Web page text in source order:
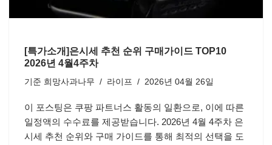
[특가소개]은시세 추천 순위 구매가이드 TOP10
2026년 4월4주차
기준 희망사과나무 라이프 2026년 04월 26일
이 포스팅은 쿠팡 파트너스 활동의 일환으로, 이에 따른
일정액의 수수료를 제공받습니다. 2026년 4월 4주차 은
시세 추천 순위와 구매 가이드를 통해 최적의 선택을 도